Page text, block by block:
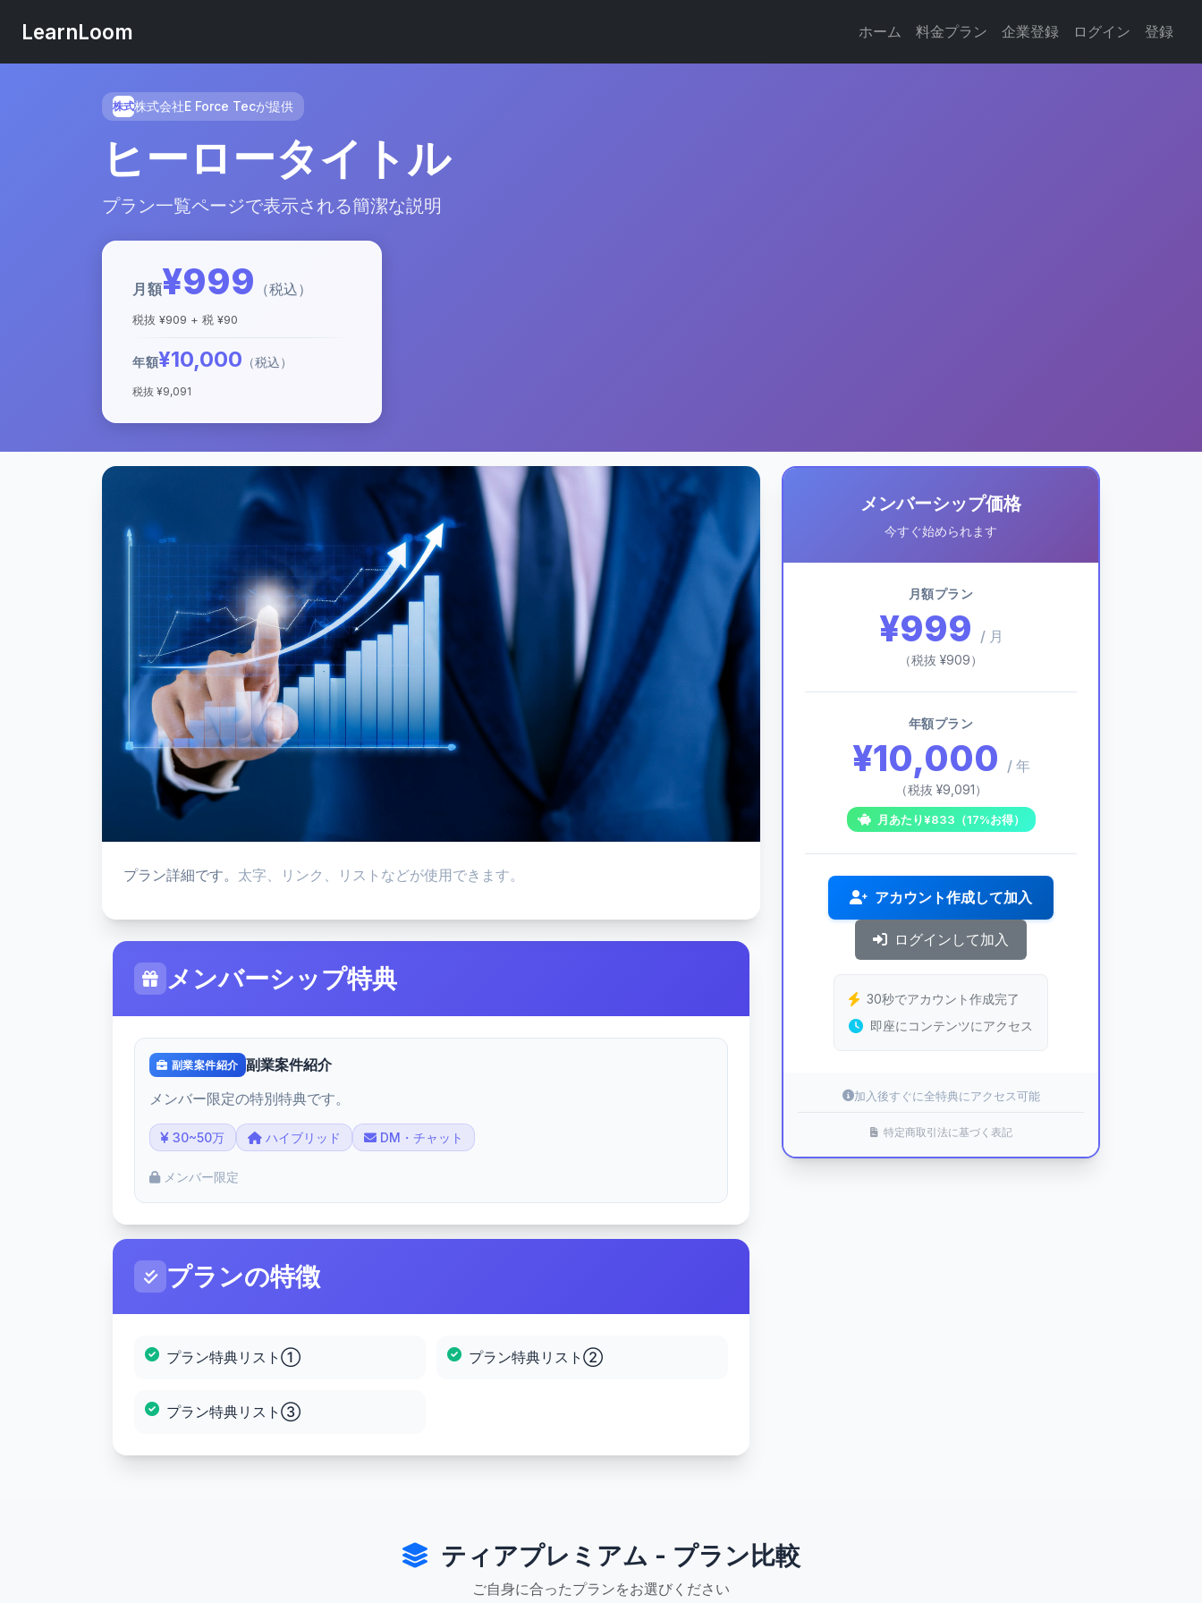
LearnLoom ホーム 料金プラン 企業登録 ログイン 登録
株式株式会社E Force Tecが提供
ヒーロータイトル
プラン一覧ページで表示される簡潔な説明
月額¥999 （税込）
税抜 ¥909 + 税 ¥90
年額¥10,000 （税込）
税抜 ¥9,091
プラン詳細です。 太字、リンク、リストなどが使用できます。
メンバーシップ特典
副業案件紹介 副業案件紹介
メンバー限定の特別特典です。
30~50万 ハイブリッド DM・チャット
メンバー限定
プランの特徴
プラン特典リスト① プラン特典リスト②
プラン特典リスト③
メンバーシップ価格
今すぐ始められます
月額プラン
¥999 / 月
（税抜 ¥909）
年額プラン
¥10,000 / 年
（税抜 ¥9,091）
月あたり¥833（17%お得）
アカウント作成して加入
ログインして加入
30秒でアカウント作成完了
即座にコンテンツにアクセス
加入後すぐに全特典にアクセス可能
特定商取引法に基づく表記
ティアプレミアム - プラン比較
ご自身に合ったプランをお選びください